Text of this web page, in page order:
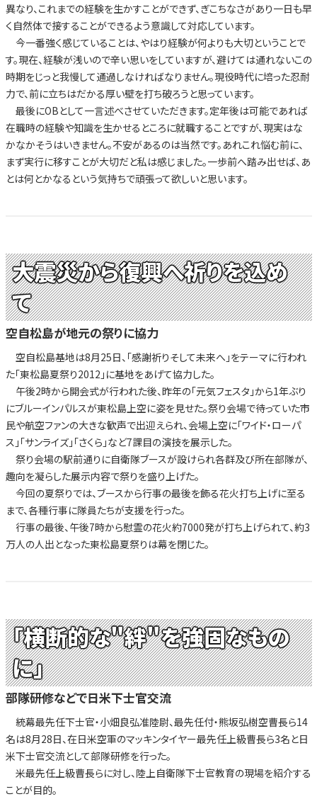
異なり、これまでの経験を生かすことができず、ぎこちなさがあり一日も早
く自然体で接することができるよう意識して対応しています。
今一番強く感じていることは、やはり経験が何よりも大切ということで
す。現在、経験が浅いので辛い思いをしていますが、避けては通れないこの
時期をじっと我慢して通過しなければなりません。現役時代に培った忍耐
力で、前に立ちはだかる厚い壁を打ち破ろうと思っています。
最後にOBとして一言述べさせていただきます。定年後は可能であれば
在職時の経験や知識を生かせるところに就職することですが、現実はな
かなかそうはいきません。不安があるのは当然です。あれこれ悩む前に、
まず実行に移すことが大切だと私は感じました。一歩前へ踏み出せば、あ
とは何とかなるという気持ちで頑張って欲しいと思います。
大震災から復興へ祈りを込め
て
空自松島が地元の祭りに協力
空自松島基地は8月25日、「感謝祈りそして未来へ」をテーマに行われ
た「東松島夏祭り2012」に基地をあげて協力した。
午後2時から開会式が行われた後、昨年の「元気フェスタ」から1年ぶり
にブルーインパルスが東松島上空に姿を見せた。祭り会場で待っていた市
民や航空ファンの大きな歓声で出迎えられ、会場上空に「ワイド・ローパ
ス」「サンライズ」「さくら」など7課目の演技を展示した。
祭り会場の駅前通りに自衛隊ブースが設けられ各群及び所在部隊が、
趣向を凝らした展示内容で祭りを盛り上げた。
今回の夏祭りでは、ブースから行事の最後を飾る花火打ち上げに至る
まで、各種行事に隊員たちが支援を行った。
行事の最後、午後7時から慰霊の花火約7000発が打ち上げられて、約3
万人の人出となった東松島夏祭りは幕を閉じた。
「横断的な"絆"を強固なもの
に」
部隊研修などで日米下士官交流
統幕最先任下士官・小畑良弘准陸尉、最先任付・熊坂弘樹空曹長ら14
名は8月28日、在日米空軍のマッキンタイヤー最先任上級曹長ら3名と日
米下士官交流として部隊研修を行った。
米最先任上級曹長らに対し、陸上自衛隊下士官教育の現場を紹介する
ことが目的。